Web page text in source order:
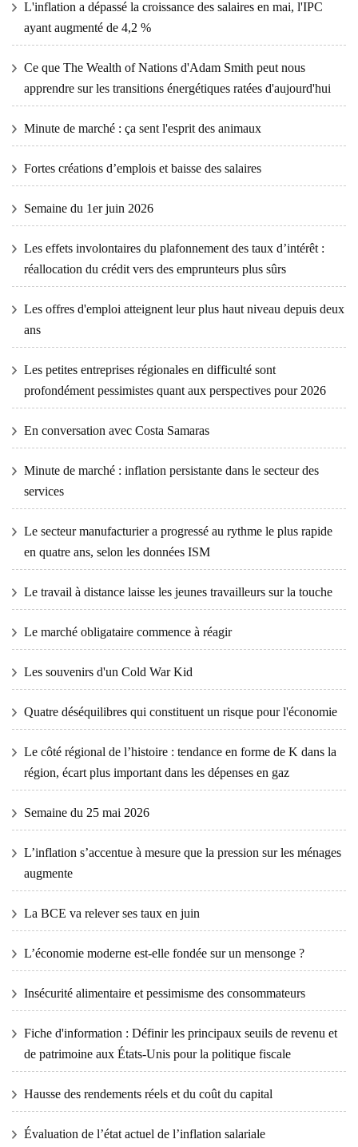
L'inflation a dépassé la croissance des salaires en mai, l'IPC
ayant augmenté de 4,2 %
Ce que The Wealth of Nations d'Adam Smith peut nous
apprendre sur les transitions énergétiques ratées d'aujourd'hui
Minute de marché : ça sent l'esprit des animaux
Fortes créations d’emplois et baisse des salaires
Semaine du 1er juin 2026
Les effets involontaires du plafonnement des taux d’intérêt :
réallocation du crédit vers des emprunteurs plus sûrs
Les offres d'emploi atteignent leur plus haut niveau depuis deux
ans
Les petites entreprises régionales en difficulté sont
profondément pessimistes quant aux perspectives pour 2026
En conversation avec Costa Samaras
Minute de marché : inflation persistante dans le secteur des
services
Le secteur manufacturier a progressé au rythme le plus rapide
en quatre ans, selon les données ISM
Le travail à distance laisse les jeunes travailleurs sur la touche
Le marché obligataire commence à réagir
Les souvenirs d'un Cold War Kid
Quatre déséquilibres qui constituent un risque pour l'économie
Le côté régional de l’histoire : tendance en forme de K dans la
région, écart plus important dans les dépenses en gaz
Semaine du 25 mai 2026
L’inflation s’accentue à mesure que la pression sur les ménages
augmente
La BCE va relever ses taux en juin
L’économie moderne est-elle fondée sur un mensonge ?
Insécurité alimentaire et pessimisme des consommateurs
Fiche d'information : Définir les principaux seuils de revenu et
de patrimoine aux États-Unis pour la politique fiscale
Hausse des rendements réels et du coût du capital
Évaluation de l’état actuel de l’inflation salariale